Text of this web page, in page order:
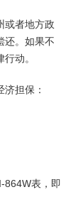
或者地方政
还。如果不
动。
担保：
864W表，即